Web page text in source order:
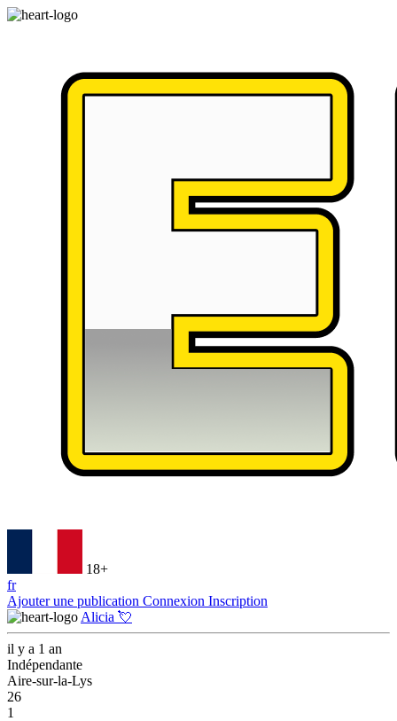
18+
fr
Ajouter une publication Connexion Inscription
Alicia 💘
il y a 1 an
Indépendante
Aire-sur-la-Lys
26
1